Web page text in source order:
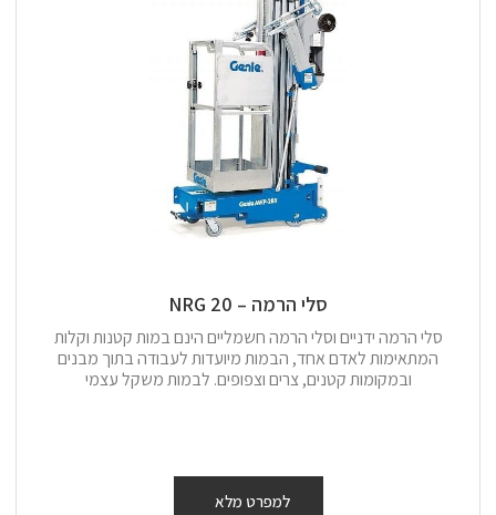
סלי הרמה – 20 NRG
סלי הרמה ידניים וסלי הרמה חשמליים הינם במות קטנות וקלות
המתאימות לאדם אחד, הבמות מיועדות לעבודה בתוך מבנים
ובמקומות קטנים, צרים וצפופים. לבמות משקל עצמי
למפרט מלא